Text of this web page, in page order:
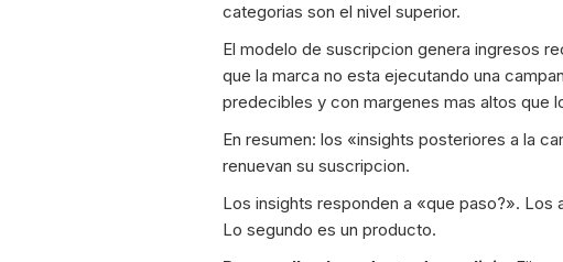
categorias son el nivel superior.
El modelo de suscripcion genera ingresos
que la marca no esta ejecutando una
predecibles y con margenes mas altos que
En resumen: los «insights posteriores a la
renuevan su suscripcion.
Los insights responden a «que paso?».
Lo segundo es un producto.